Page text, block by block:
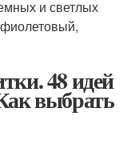
и светлых
48 идей
выбрать